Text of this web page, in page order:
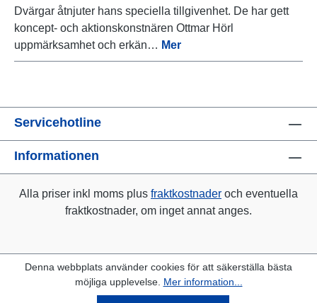
Dvärgar åtnjuter hans speciella tillgivenhet. De har gett
koncept- och aktionskonstnären Ottmar Hörl
uppmärksamhet och erkän… Mer
Servicehotline
Informationen
Alla priser inkl moms plus fraktkostnader och eventuella
fraktkostnader, om inget annat anges.
Denna webbplats använder cookies för att säkerställa bästa
möjliga upplevelse. Mer information...